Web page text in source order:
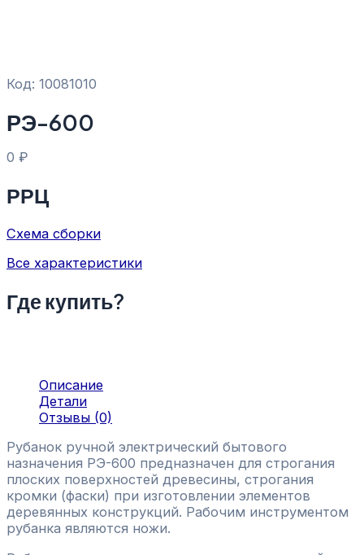
Код: 10081010
РЭ-600
0 ₽
РРЦ
Схема сборки
Все характеристики
Где купить?
Описание
Детали
Отзывы (0)
Рубанок ручной электрический бытового
назначения РЭ-600 предназначен для строгания
плоских поверхностей древесины, строгания
кромки (фаски) при изготовлении элементов
деревянных конструкций. Рабочим инструментом
рубанка являются ножи.